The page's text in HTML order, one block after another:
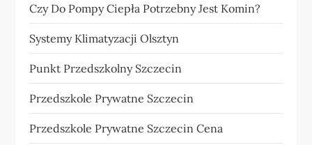
Czy Do Pompy Ciepła Potrzebny Jest Komin?
Systemy Klimatyzacji Olsztyn
Punkt Przedszkolny Szczecin
Przedszkole Prywatne Szczecin
Przedszkole Prywatne Szczecin Cena